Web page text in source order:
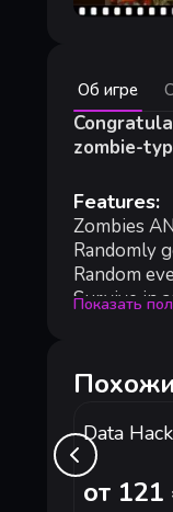
Об игре
zombie-
Features:
Zombies
Randomly
Random
Survive in
Steam
Steam
It's the
Показать
ОС *:
Процессор:
Звуковая
Data
от 121